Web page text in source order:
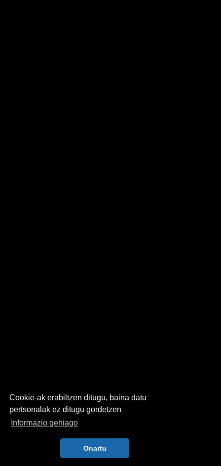
Cookie-ak erabiltzen ditugu, baina datu
pertsonalak ez ditugu gordetzen
Informazio gehiago
Onartu